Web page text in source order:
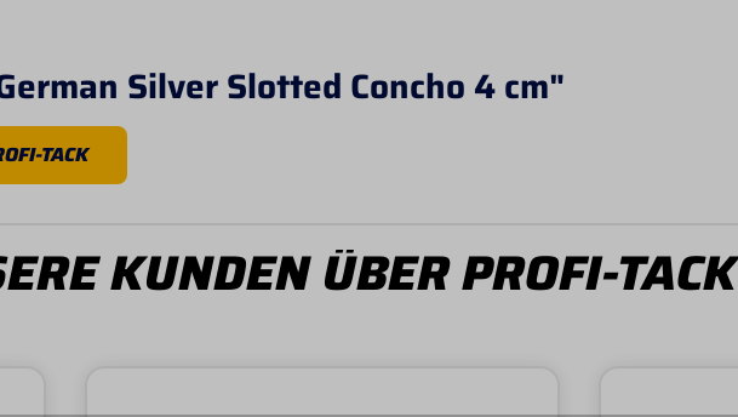
Silver Slotted Concho 4 cm"
TACK
KUNDEN ÜBER PROFI-TACK